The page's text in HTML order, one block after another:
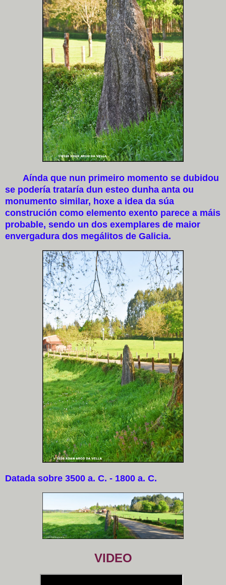
Aínda que nun primeiro momento se dubidou
se podería trataría dun esteo dunha anta ou
monumento similar, hoxe a idea da súa
construción como elemento exento parece a máis
probable, sendo un dos exemplares de maior
envergadura dos megálitos de Galicia.
Datada sobre 3500 a. C. - 1800 a. C.
VIDEO